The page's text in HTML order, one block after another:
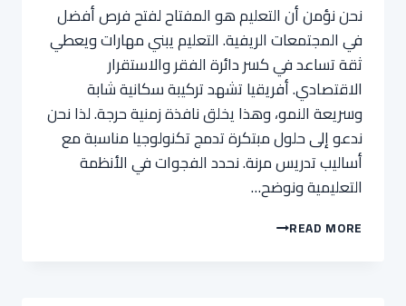
نحن نؤمن أن التعليم هو المفتاح لفتح فرص أفضل
في المجتمعات الريفية. التعليم يبني مهارات ويعطي
ثقة تساعد في كسر دائرة الفقر والاستقرار
الاقتصادي. أفريقيا تشهد تركيبة سكانية شابة
وسريعة النمو، وهذا يخلق نافذة زمنية حرجة. لذا نحن
ندعو إلى حلول مبتكرة تدمج تكنولوجيا مناسبة مع
أساليب تدريس مرنة. نحدد الفجوات في الأنظمة
التعليمية ونوضح…
READ MOREابتكارات